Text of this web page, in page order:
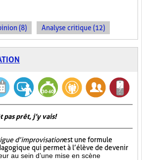
(8) Analyse critique (12)
pas prêt, j’y vais!
d’improvisationest une formule
qui permet à l’élève de devenir
au sein d’une mise en scène